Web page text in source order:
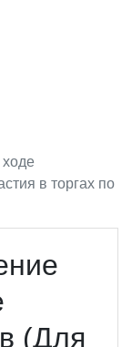
в торгах по
(Для